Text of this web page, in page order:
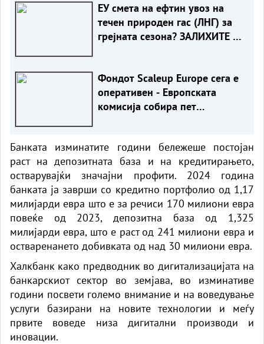
ЕУ смета на ефтин увоз на
течен природен гас (ЛНГ) за
грејната сезона? ЗАЛИХИТЕ СЕ
Фондот Scaleup Europe сега е
оперативен - Европската
комисија собира пет
Банката изминатите години бележеше постојан
раст на депозитната база и на кредитирањето,
остварувајќи значајни профити. 2024 година
банката ја заврши со кредитно портфолио од 1,17
милијарди евра што е за речиси 170 милиони евра
повеќе од 2023, депозитна база од 1,325
милијарди евра, што е раст од 241 милиони евра и
остваренането добивката од над 30 милиони евра.
Халкбанк како предводник во дигитализацијата на
банкарскиот сектор во земјава, во изминативе
години посвети големо внимание и на воведување
услуги базирани на новите технологии и меѓу
првите воведе низа дигитални производи и
иновации.